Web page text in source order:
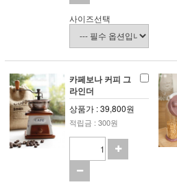
사이즈선택
카페보나 커피 그
라인더
상품가 : 39,800원
적립금 : 300원